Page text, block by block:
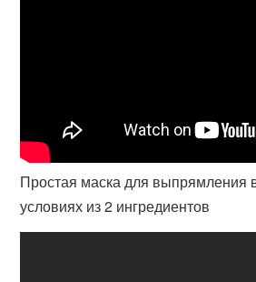
Простая маска для выпрямления
условиях из 2 ингредиентов